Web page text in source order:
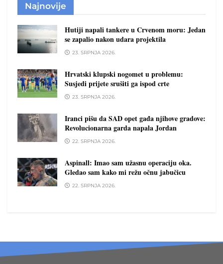
Najnovije
Hutiji napali tankere u Crvenom moru: Jedan
se zapalio nakon udara projektila
23. SRPNJA 2026.
Hrvatski klupski nogomet u problemu:
Susjedi prijete srušiti ga ispod crte
23. SRPNJA 2026.
Iranci pišu da SAD opet gađa njihove gradove:
Revolucionarna garda napala Jordan
22. SRPNJA 2026.
Aspinall: Imao sam užasnu operaciju oka.
Gledao sam kako mi režu očnu jabučicu
22. SRPNJA 2026.